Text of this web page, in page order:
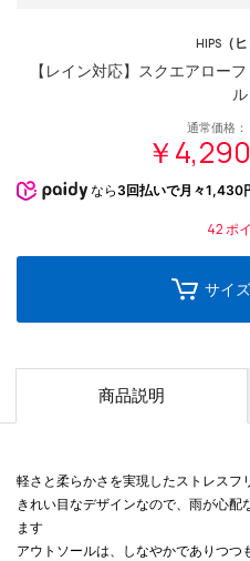
HIPS（ヒ
【レイン対応】スクエアロー
ル
通常価格：
￥4,290
なら 3回払いで月々1,430
42ポ
サイ
商品説明
軽さと柔らかさを実現したストレスフ
きれい目なデザインなので、雨が心
ます
アウトソールは、しなやかでありつ